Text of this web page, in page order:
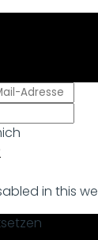
in this